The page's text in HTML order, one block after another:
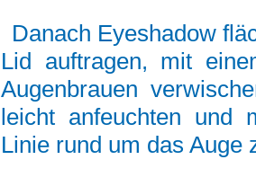
Danach Eyeshadow
Lid auftragen, mit
Augenbrauen
leicht anfeuchten und
Linie rund um das Auge